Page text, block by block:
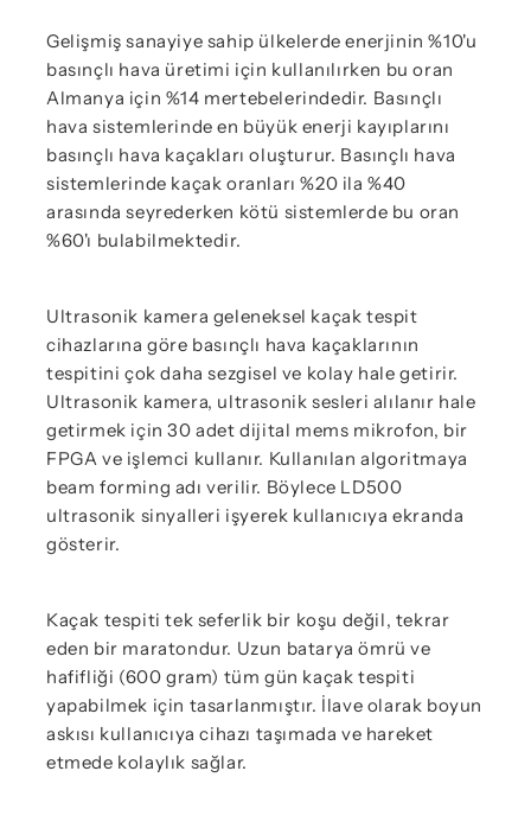
Gelişmiş sanayiye sahip ülkelerde enerjinin %10'u
basınçlı hava üretimi için kullanılırken bu oran
Almanya için %14 mertebelerindedir. Basınçlı
hava sistemlerinde en büyük enerji kayıplarını
basınçlı hava kaçakları oluşturur. Basınçlı hava
sistemlerinde kaçak oranları %20 ila %40
arasında seyrederken kötü sistemlerde bu oran
%60'ı bulabilmektedir.
Ultrasonik kamera geleneksel kaçak tespit
cihazlarına göre basınçlı hava kaçaklarının
tespitini çok daha sezgisel ve kolay hale getirir.
Ultrasonik kamera, ultrasonik sesleri alılanır hale
getirmek için 30 adet dijital mems mikrofon, bir
FPGA ve işlemci kullanır. Kullanılan algoritmaya
beam forming adı verilir. Böylece LD500
ultrasonik sinyalleri işyerek kullanıcıya ekranda
gösterir.
Kaçak tespiti tek seferlik bir koşu değil, tekrar
eden bir maratondur. Uzun batarya ömrü ve
hafifliği (600 gram) tüm gün kaçak tespiti
yapabilmek için tasarlanmıştır. İlave olarak boyun
askısı kullanıcıya cihazı taşımada ve hareket
etmede kolaylık sağlar.